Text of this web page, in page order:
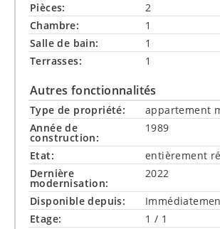
Pièces:
2
Chambre:
1
Salle de bain:
1
Terrasses:
1
Autres fonctionnalités
Type de propriété:
appartement
Année de
construction:
1989
Etat:
entièrement
Dernière
modernisation:
2022
Disponible depuis:
Etage:
1 / 1